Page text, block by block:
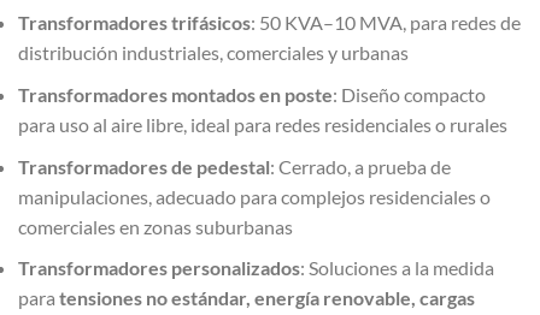
Transformadores trifásicos: 50 KVA–10 MVA, para redes de
distribución industriales, comerciales y urbanas
Transformadores montados en poste: Diseño compacto
para uso al aire libre, ideal para redes residenciales o rurales
Transformadores de pedestal: Cerrado, a prueba de
manipulaciones, adecuado para complejos residenciales o
comerciales en zonas suburbanas
Transformadores personalizados: Soluciones a la medida
para tensiones no estándar, energía renovable, cargas